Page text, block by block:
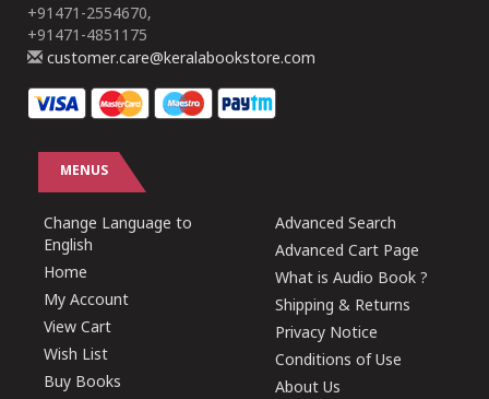
+91471-2554670,
+91471-4851175
customer.care@keralabookstore.com
MENUS
Change Language to
English
Home
My Account
View Cart
Wish List
Buy Books
Advanced Search
Advanced Cart Page
What is Audio Book ?
Shipping & Returns
Privacy Notice
Conditions of Use
About Us